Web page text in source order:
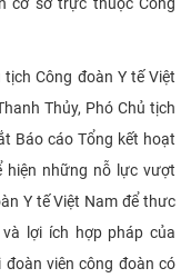
Công đoàn Y tế Việt
Thủy, Phó Chủ tịch
Báo cáo Tổng kết hoạt
hiện những nỗ lực vượt
Y tế Việt Nam để thưc
lợi ích hợp pháp của
viên công đoàn có